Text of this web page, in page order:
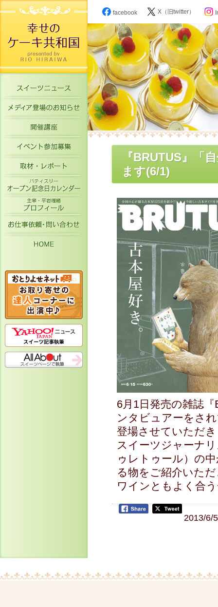
スイーツニュース
メディア登場のお知らせ
開催講座
イベント参加募集
取材・レポート
パティスリーオープン記念日カレン
主宰・平岩理緒プロフィール
お仕事依頼・お問い合わせ
facebook X（旧twitter）
『BRUTUS』「
ます(6/1)
6月1日発売の雑誌
ンタビュアーをさ
登場させていただ
スイーツジャーナ
ゥレトゥール）の
る物をご紹介いた
ワインともよく合
2013/6/